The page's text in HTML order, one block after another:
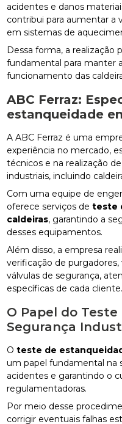
acidentes e danos
contribui para aumentar a
em sistemas de
Dessa forma, a realização
fundamental para manter
funcionamento das
ABC Ferraz:
estanqueidade
A ABC Ferraz é uma
experiência no mercado,
técnicos e na realização
industriais, incluindo
Com uma equipe de
oferece serviços deteste
caldeiras, garantindo a
desses equipamentos.
Além disso, a empresa
verificação de purgadores,
válvulas de segurança,
específicas de cada cliente.
O Papel do
Segurança
Oteste de
um papel fundamental na
acidentes e garantindo o
regulamentadoras.
Por meio desse
corrigir eventuais falhas